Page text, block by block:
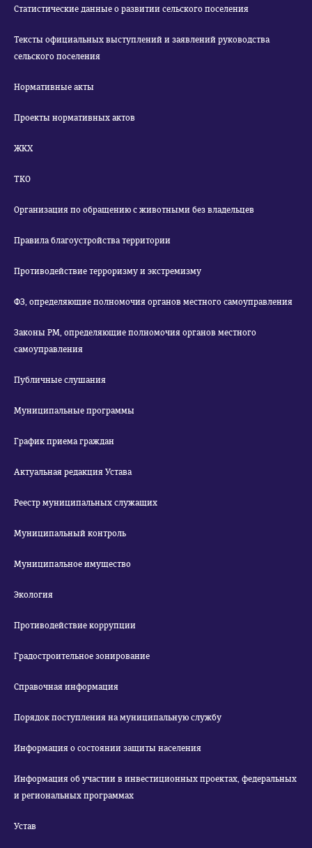
Статистические данные о развитии сельского поселения
Тексты официальных выступлений и заявлений руководства
сельского поселения
Нормативные акты
Проекты нормативных актов
ЖКХ
ТКО
Организация по обращению с животными без владельцев
Правила благоустройства территории
Противодействие терроризму и экстремизму
ФЗ, определяющие полномочия органов местного самоуправления
Законы РМ, определяющие полномочия органов местного
самоуправления
Публичные слушания
Муниципальные программы
График приема граждан
Актуальная редакция Устава
Реестр муниципальных служащих
Муниципальный контроль
Муниципальное имущество
Экология
Противодействие коррупции
Градостроительное зонирование
Справочная информация
Порядок поступления на муниципальную службу
Информация о состоянии защиты населения
Информация об участии в инвестиционных проектах, федеральных
и региональных программах
Устав